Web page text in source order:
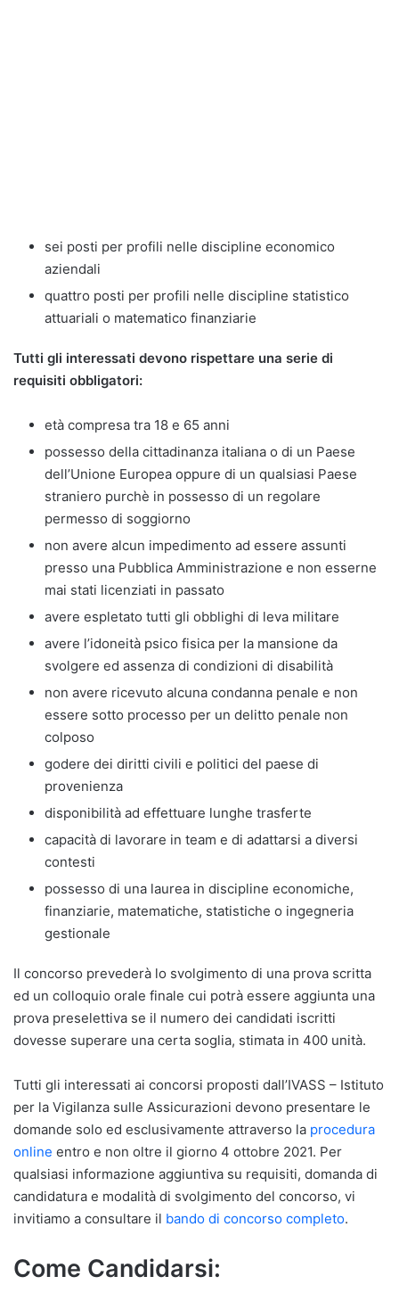
sei posti per profili nelle discipline economico
aziendali
quattro posti per profili nelle discipline statistico
attuariali o matematico finanziarie
Tutti gli interessati devono rispettare una serie di
requisiti obbligatori:
età compresa tra 18 e 65 anni
possesso della cittadinanza italiana o di un Paese
dell’Unione Europea oppure di un qualsiasi Paese
straniero purchè in possesso di un regolare
permesso di soggiorno
non avere alcun impedimento ad essere assunti
presso una Pubblica Amministrazione e non esserne
mai stati licenziati in passato
avere espletato tutti gli obblighi di leva militare
avere l’idoneità psico fisica per la mansione da
svolgere ed assenza di condizioni di disabilità
non avere ricevuto alcuna condanna penale e non
essere sotto processo per un delitto penale non
colposo
godere dei diritti civili e politici del paese di
provenienza
disponibilità ad effettuare lunghe trasferte
capacità di lavorare in team e di adattarsi a diversi
contesti
possesso di una laurea in discipline economiche,
finanziarie, matematiche, statistiche o ingegneria
gestionale
Il concorso prevederà lo svolgimento di una prova scritta
ed un colloquio orale finale cui potrà essere aggiunta una
prova preselettiva se il numero dei candidati iscritti
dovesse superare una certa soglia, stimata in 400 unità.
Tutti gli interessati ai concorsi proposti dall’IVASS – Istituto
per la Vigilanza sulle Assicurazioni devono presentare le
domande solo ed esclusivamente attraverso la procedura
online entro e non oltre il giorno 4 ottobre 2021. Per
qualsiasi informazione aggiuntiva su requisiti, domanda di
candidatura e modalità di svolgimento del concorso, vi
invitiamo a consultare il bando di concorso completo.
Come Candidarsi: